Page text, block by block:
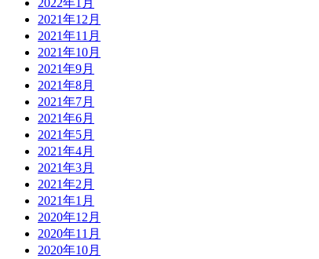
2022年1月
2021年12月
2021年11月
2021年10月
2021年9月
2021年8月
2021年7月
2021年6月
2021年5月
2021年4月
2021年3月
2021年2月
2021年1月
2020年12月
2020年11月
2020年10月